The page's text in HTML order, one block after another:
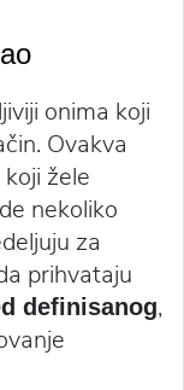
onima koji
Ovakva
žele
nekoliko
za
prihvataju
definisanog,